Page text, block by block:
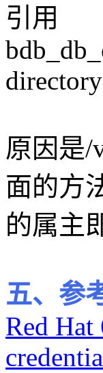
引用
原因是/
面的方
的属主
五、参
Red